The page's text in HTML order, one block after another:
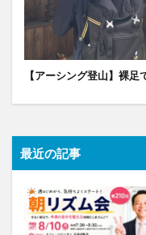
【アーシング登山】裸
最近の記事